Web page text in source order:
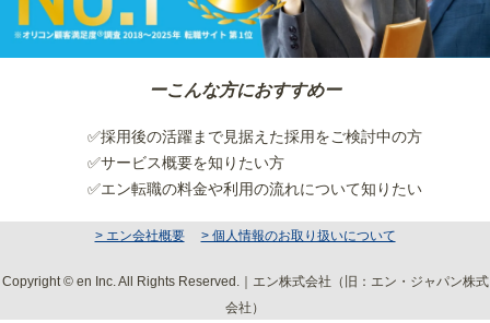
ーこんな方におすすめー
✅採用後の活躍まで見据えた採用をご検討中の方
✅サービス概要を知りたい方
✅エン転職の料金や利用の流れについて知りたい
> エン会社概要 > 個人情報のお取り扱いについて
Copyright © en Inc. All Rights Reserved.｜エン株式会社（旧：エン・ジャパン株式
会社）